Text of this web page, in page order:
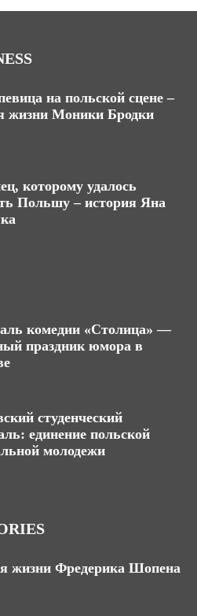
на польской сцене –
жизни Моники Бродки
которому удалось
Польшу – история Яна
комедии «Столица» —
праздник юмора в
студенческий
единение польской
молодежи
жизни Фредерика Шопена